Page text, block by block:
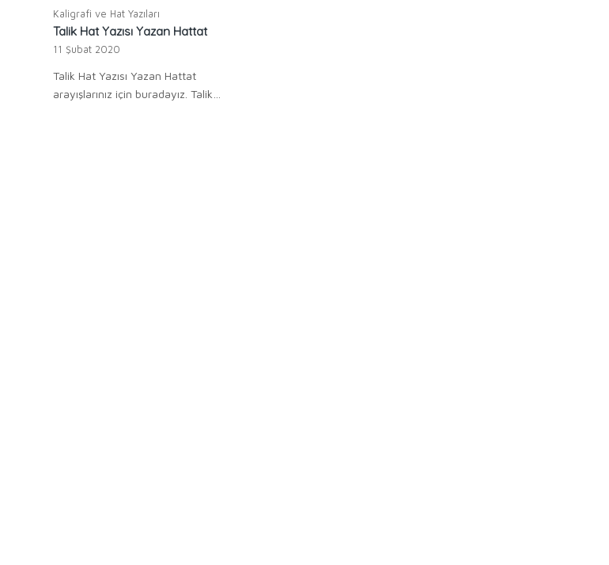
Kaligrafi ve Hat Yazıları
Talik Hat Yazısı Yazan Hattat
11 Şubat 2020
Talik Hat Yazısı Yazan Hattat
arayışlarınız için buradayız. Talik…